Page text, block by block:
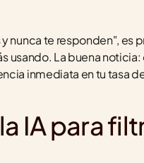
nunca te responden", es
usando. La buena noticia:
inmediata en tu tasa
IA para